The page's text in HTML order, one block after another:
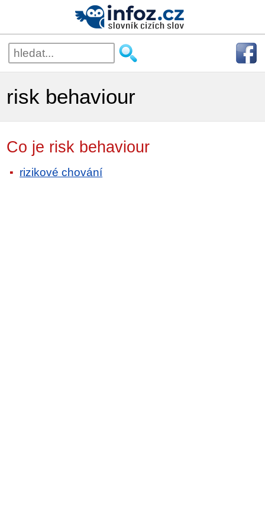
risk behaviour
Co je risk behaviour
rizikové chování